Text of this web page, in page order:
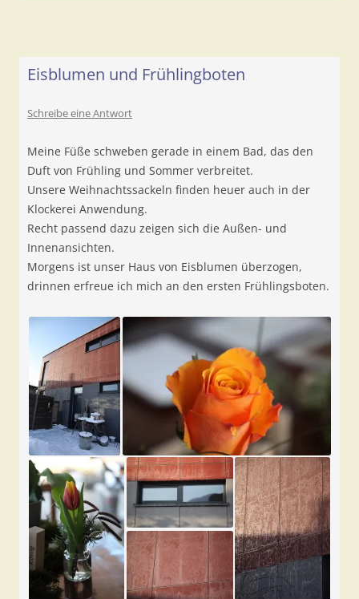
Eisblumen und Frühlingboten
Schreibe eine Antwort
Meine Füße schweben gerade in einem Bad, das den
Duft von Frühling und Sommer verbreitet.
Unsere Weihnachtssackeln finden heuer auch in der
Klockerei Anwendung.
Recht passend dazu zeigen sich die Außen- und
Innenansichten.
Morgens ist unser Haus von Eisblumen überzogen,
drinnen erfreue ich mich an den ersten Frühlingsboten.